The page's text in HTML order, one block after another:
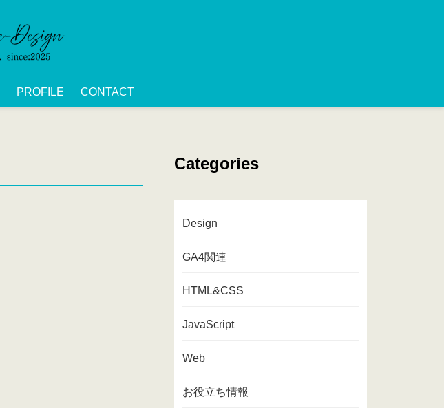
PROFILE CONTACT
Categories
Design
GA4関連
HTML&CSS
JavaScript
Web
お役立ち情報